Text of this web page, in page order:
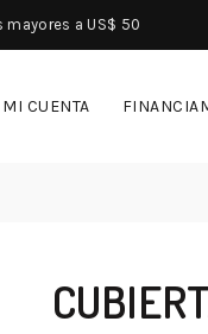
a US$ 50
MI CUENTA